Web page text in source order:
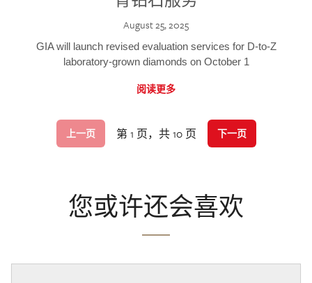
August 25, 2025
GIA will launch revised evaluation services for D-to-Z
laboratory-grown diamonds on October 1
阅读更多
上一页 第 1 页，共 10 页 下一页
您或许还会喜欢